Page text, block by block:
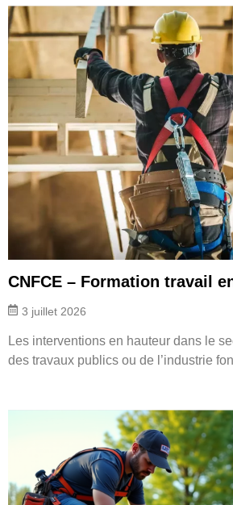
CNFCE – Formation travail
3 juillet 2026
Les interventions en hauteur dans le
des travaux publics ou de l’industrie